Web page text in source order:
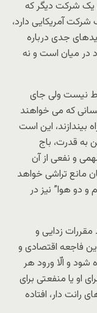
یک شرکت دیگر که
آمریکایی دارد،
جدی درباره
در میان است و نه
نیست ولی جای
که می خواهند
بیندازند، این است
به قدرت، باج
و نفعی از آن
مانع تراشی خواهد
و دو هوا” نیز در
مقررات زدایی و
فاجعه اقتصادی و
شود و الّا ورود هر
او یا منفعتی برای
دار، افتاده